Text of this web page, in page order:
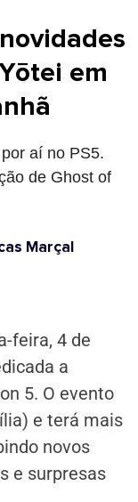
em
aí no PS5.
de Ghost of
Marçal
feira, 4 de
a
5. O evento
e terá mais
novos
e surpresas